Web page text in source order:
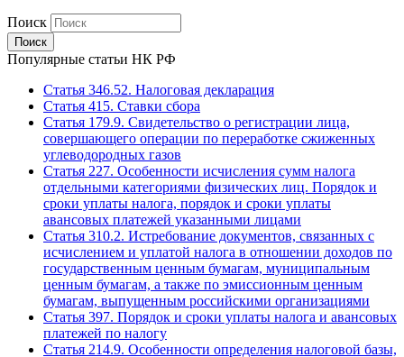
Поиск
Популярные статьи НК РФ
Статья 346.52. Налоговая декларация
Статья 415. Ставки сбора
Статья 179.9. Свидетельство о регистрации лица,
совершающего операции по переработке сжиженных
углеводородных газов
Статья 227. Особенности исчисления сумм налога
отдельными категориями физических лиц. Порядок и
сроки уплаты налога, порядок и сроки уплаты
авансовых платежей указанными лицами
Статья 310.2. Истребование документов, связанных с
исчислением и уплатой налога в отношении доходов по
государственным ценным бумагам, муниципальным
ценным бумагам, а также по эмиссионным ценным
бумагам, выпущенным российскими организациями
Статья 397. Порядок и сроки уплаты налога и авансовых
платежей по налогу
Статья 214.9. Особенности определения налоговой базы,